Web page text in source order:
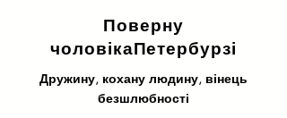
Поверну
чоловікаПетербурзі
Дружину, кохану людину, вінець
безшлюбності